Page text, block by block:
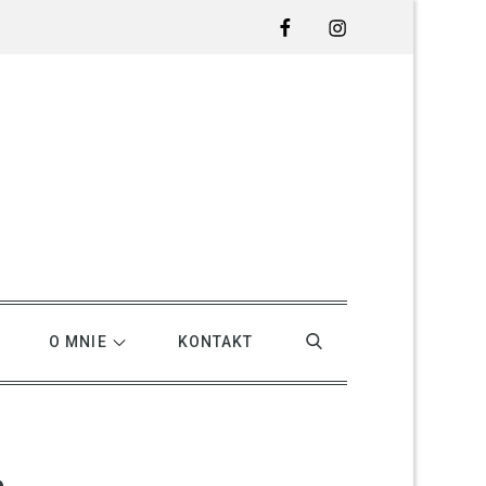
FacebookInstagram
O MNIE KONTAKT